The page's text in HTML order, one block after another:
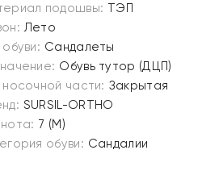
подошвы: ТЭП
Лето
Сандалеты
Обувь тутор (ДЦП)
носочной части: Закрытая
SURSIL-ORTHO
7 (M)
обуви: Сандалии